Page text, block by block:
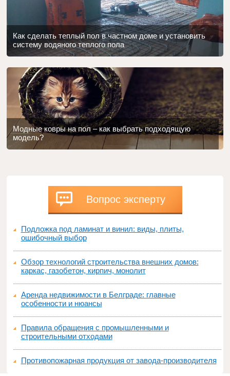
Как сделать теплый пол в частном доме и установить
систему водяного теплого пола
Модные ковры на пол – как выбрать подходящую
модель?
Вопрос эксперту
Подложка под ламинат и винил: виды, плиты,
ошибочный выбор
Обзор технологий строительства внешних домов:
каркас, газобетон, кирпич, монолит
Аренда недвижимости в Белграде: главные
особенности и нюансы
Правила обращения с промышленными и
строительными отходами
Противопожарная продукция от завода-производителя